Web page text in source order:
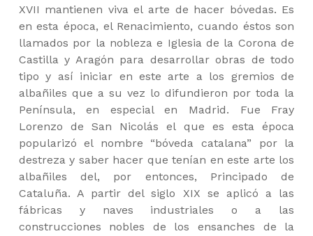
XVII mantienen viva el arte de hacer bóvedas. Es
en esta época, el Renacimiento, cuando éstos son
llamados por la nobleza e Iglesia de la Corona de
Castilla y Aragón para desarrollar obras de todo
tipo y así iniciar en este arte a los gremios de
albañiles que a su vez lo difundieron por toda la
Península, en especial en Madrid. Fue Fray
Lorenzo de San Nicolás el que es esta época
popularizó el nombre “bóveda catalana” por la
destreza y saber hacer que tenían en este arte los
albañiles del, por entonces, Principado de
Cataluña. A partir del siglo XIX se aplicó a las
fábricas y naves industriales o a las
construcciones nobles de los ensanches de la